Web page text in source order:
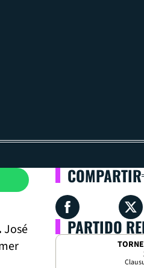
José
COMPARTIR
PARTIDO